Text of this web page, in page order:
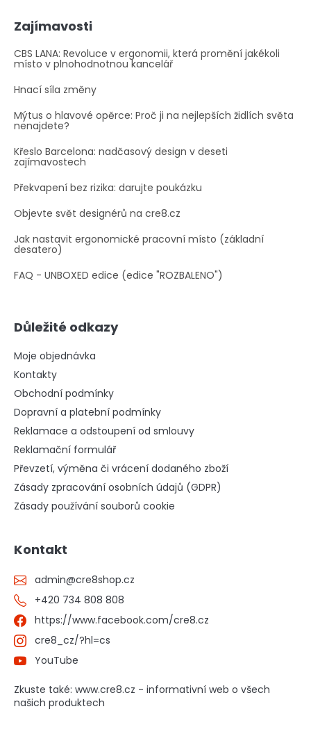
Zajímavosti
CBS LANA: Revoluce v ergonomii, která promění jakékoli
místo v plnohodnotnou kancelář
Hnací síla změny
Mýtus o hlavové opěrce: Proč ji na nejlepších židlích světa
nenajdete?
Křeslo Barcelona: nadčasový design v deseti
zajímavostech
Překvapení bez rizika: darujte poukázku
Objevte svět designérů na cre8.cz
Jak nastavit ergonomické pracovní místo (základní
desatero)
FAQ - UNBOXED edice (edice "ROZBALENO")
Důležité odkazy
Moje objednávka
Kontakty
Obchodní podmínky
Dopravní a platební podmínky
Reklamace a odstoupení od smlouvy
Reklamační formulář
Převzetí, výměna či vrácení dodaného zboží
Zásady zpracování osobních údajů (GDPR)
Zásady používání souborů cookie
Kontakt
admin@cre8shop.cz
+420 734 808 808
https://www.facebook.com/cre8.cz
cre8_cz/?hl=cs
YouTube
Zkuste také: www.cre8.cz - informativní web o všech
našich produktech